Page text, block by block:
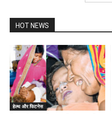
HOT NEWS
हेल्थ और फिटनेस